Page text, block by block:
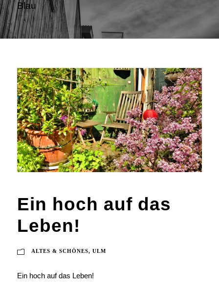
Blau
Ein hoch auf das
Leben!
ALTES & SCHÖNES, ULM
Ein hoch auf das Leben!